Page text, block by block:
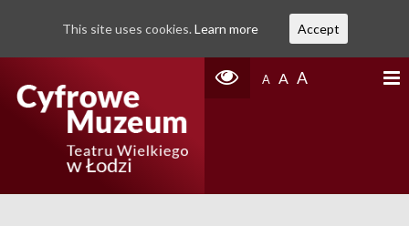
A A A
This site uses cookies. Learn more Accept